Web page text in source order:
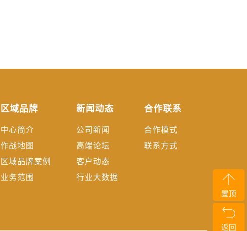
区域品牌
中心简介
作战地图
区域品牌案例
业务范围
新闻动态
公司新闻
高端论坛
客户动态
行业大数据
合作联系
合作模式
联系方式
置顶
返回